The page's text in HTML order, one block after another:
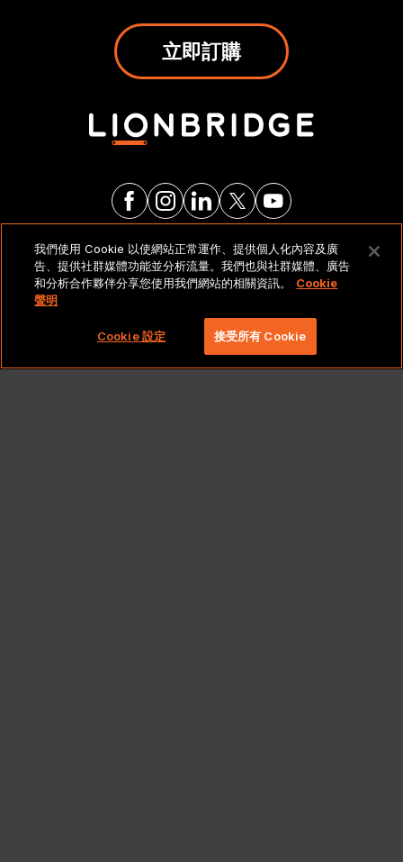
立即訂購
法律聲明與政策
Copyright 2026 Lionbridge Technologies, LLC. 著作
權所有，並保留一切權利。
我們使用 Cookie 以使網站正常運作、提供個人化內容及廣
告、提供社群媒體功能並分析流量。我們也與社群媒體、廣告
和分析合作夥伴分享您使用我們網站的相關資訊。
Cookie
聲明
Cookie 設定 接受所有 Cookie